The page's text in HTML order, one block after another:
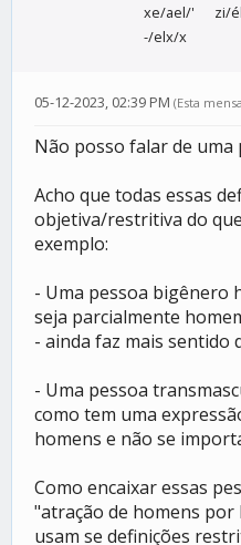
xe/ael/'
zi/
-/elx/x
05-12-2023, 02:39 PM (Esta
Não posso falar de uma
Acho que todas essas
objetiva/restritiva do
exemplo:
- Uma pessoa bigênero
seja parcialmente
- ainda faz mais sentido
- Uma pessoa
como tem uma
homens e não se
Como encaixar essas
"atração de homens por
usam se definições